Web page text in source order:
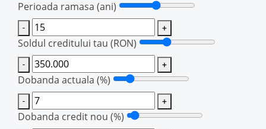
Perioada ramasa (ani)
- +
Soldul creditului tau (RON)
- +
Dobanda actuala (%)
- +
Dobanda credit nou (%)